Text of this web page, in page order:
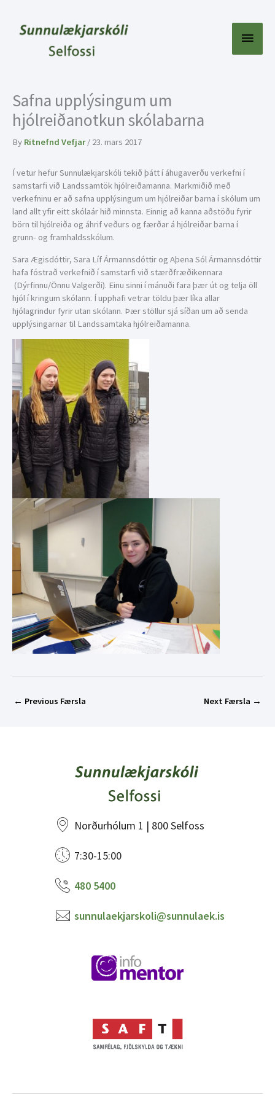
content
Main
Safna upplýsingum um
hjólreiðanotkun skólabarna
By Ritnefnd Vefjar/ 23. mars 2017
Í vetur hefur Sunnulækjarskóli tekið þátt í áhugaverðu verkefni í
samstarfi við Landssamtök hjólreiðamanna. Markmiðið með
verkefninu er að safna upplýsingum um hjólreiðar barna í skólum um
land allt yfir eitt skólaár hið minnsta. Einnig að kanna aðstöðu fyrir
börn til hjólreiða og áhrif veðurs og færðar á hjólreiðar barna í
grunn- og framhaldsskólum.
Sara Ægisdóttir, Sara Líf Ármannsdóttir og Aþena Sól Ármannsdóttir
hafa fóstrað verkefnið í samstarfi við stærðfræðikennara
(Dýrfinnu/Önnu Valgerði). Einu sinni í mánuði fara þær út og telja öll
hjól í kringum skólann. Í upphafi vetrar töldu þær líka allar
hjólagrindur fyrir utan skólann. Þær stöllur sjá síðan um að senda
upplýsingarnar til Landssamtaka hjólreiðamanna.
← Previous Færsla Next Færsla →
Norðurhólum 1 | 800 Selfoss
7:30-15:00
480 5400
sunnulaekjarskoli@sunnulaek.is